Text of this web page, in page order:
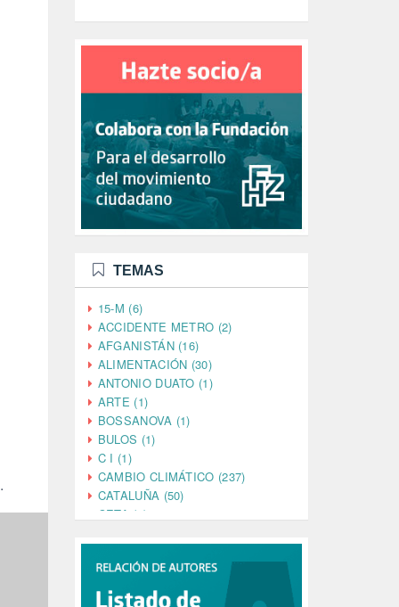
TEMAS
15-M (6)
ACCIDENTE METRO (2)
AFGANISTÁN (16)
ALIMENTACIÓN (30)
ANTONIO DUATO (1)
ARTE (1)
BOSSANOVA (1)
BULOS (1)
C I (1)
CAMBIO CLIMÁTICO (237)
CATALUÑA (50)
CETA (2)
CINE (35)
CIUDADANÍA (633)